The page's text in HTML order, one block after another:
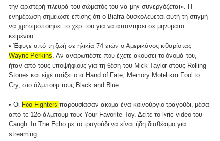
την αριστερή πλευρά του σώματός του να μην συνεργάζεται». Η
ενημέρωση σημείωσε επίσης ότι ο Biafra δυσκολεύεται αυτή τη στιγμή
να χρησιμοποιήσει το χέρι του για να απαντήσει σε μηνύματα
κειμένου.
• Έφυγε από τη ζωή σε ηλικία 74 ετών ο Αμερικάνος κιθαρίστας
Wayne Perkins. Αν αναρωτιέστε που έχετε ακούσει το όνομά του,
ήταν από τους υποψήφιους για τη θέση του Mick Taylor στους Rolling
Stones και είχε παίξει στα Hand of Fate, Memory Motel και Fool to
Cry, στο άλμπουμ τους Black and Blue.
• Οι Foo Fighters παρουσίασαν ακόμα ένα καινούργιο τραγούδι, μέσα
από το 12ο άλμπουμ τους Your Favorite Toy. Δείτε το lyric video του
Caught In The Echo με το τραγούδι να είναι ήδη διαθέσιμο για
streaming.